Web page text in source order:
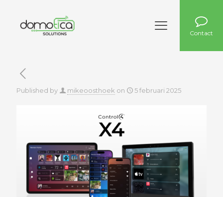
Contact
Published by mikeoosthoek on 5 februari 2025